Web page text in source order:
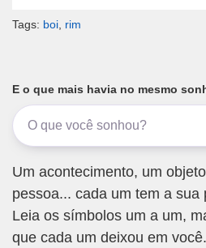
Tags: boi rim
E o que mais havia no mesmo
Um acontecimento, um
pessoa... cada um tem a sua
Leia os símbolos um a um,
que cada um deixou em você.